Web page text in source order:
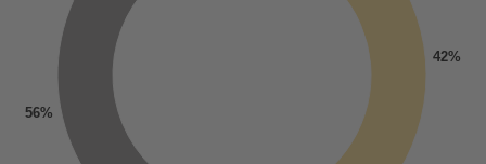
42%
56%